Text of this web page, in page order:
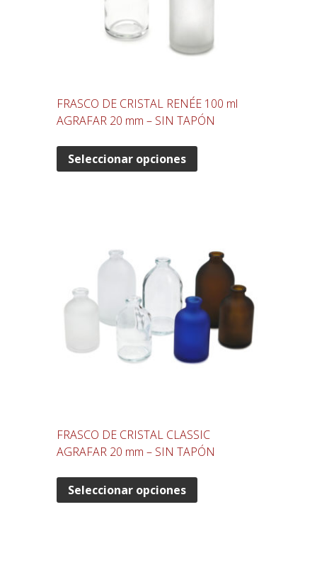
FRASCO DE CRISTAL RENÉE 100 ml
AGRAFAR 20 mm – SIN TAPÓN
Seleccionar opciones
FRASCO DE CRISTAL CLASSIC
AGRAFAR 20 mm – SIN TAPÓN
Seleccionar opciones